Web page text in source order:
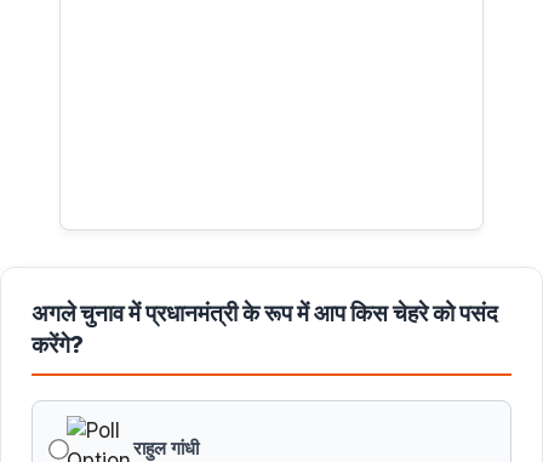
अगले चुनाव में प्रधानमंत्री के रूप में आप किस चेहरे को पसंद
करेंगे?
राहुल गांधी